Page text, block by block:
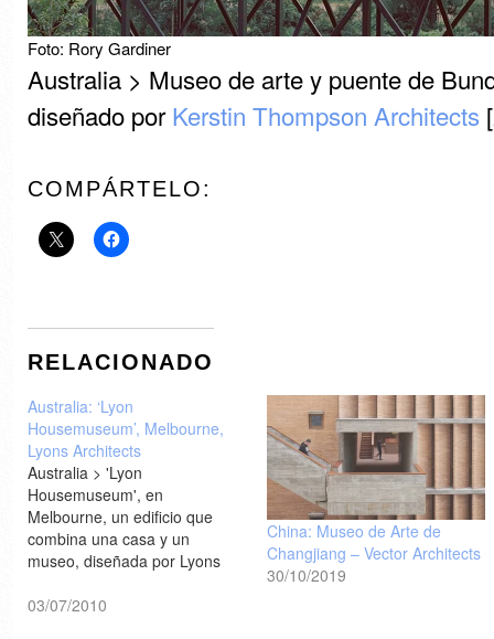
Foto: Rory Gardiner
Australia > Museo de arte y puente de
diseñado porKerstin Thompson Architects [
COMPÁRTELO:
RELACIONADO
Australia: ‘Lyon
Housemuseum’, Melbourne,
Lyons Architects
Australia > 'Lyon
Housemuseum', en
Melbourne, un edificio que
combina una casa y un
museo, diseñada por Lyons
03/07/2010
China: Museo de Arte de
Changjiang – Vector Architects
30/10/2019